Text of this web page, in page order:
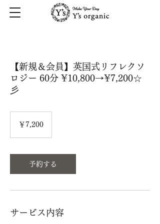
【新規＆会員】英国式リフレクソ
ロジー 60分 ¥10,800→¥7,200☆
彡
￥7,200
予約する
サービス内容